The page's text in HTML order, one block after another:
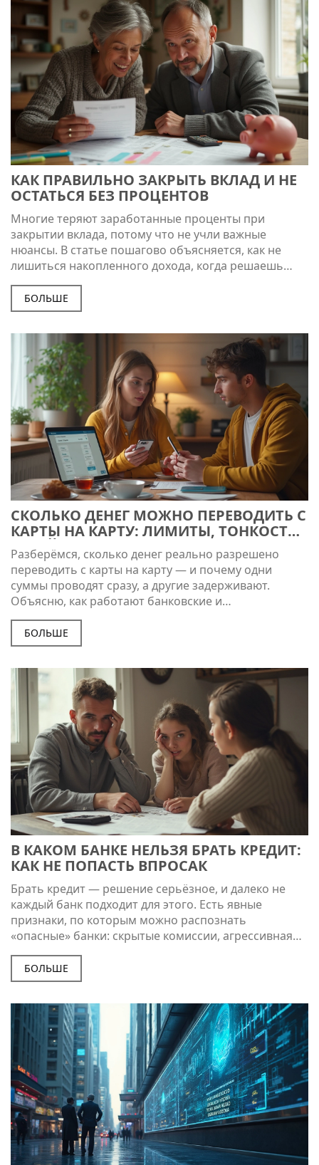
банки требуют такие доказательства и что делать,
если вы не можете их предоставить. Без паники —
есть способы минимизировать риск потери доступа
к своим деньгам.
КАК ПРАВИЛЬНО ЗАКРЫТЬ ВКЛАД И НЕ
ОСТАТЬСЯ БЕЗ ПРОЦЕНТОВ
Многие теряют заработанные проценты при
закрытии вклада, потому что не учли важные
нюансы. В статье пошагово объясняется, как не
лишиться накопленного дохода, когда решаешь
расторгнуть договор или снять деньги. Читатель
узнает, какие условия банки чаще всего прячут в
договорах и как избежать ловушек. Здесь собраны
год. Экспертно, понятно и максимально полезно.
БОЛЬШЕ
СКОЛЬКО ДЕНЕГ МОЖНО ПЕРЕВОДИТЬ С
КАРТЫ НА КАРТУ: ЛИМИТЫ, ТОНКОСТИ
И ЛАЙФХАКИ
Разберёмся, сколько денег реально разрешено
переводить с карты на карту — и почему одни
суммы проводят сразу, а другие задерживают.
Объясню, как работают банковские и
государственные лимиты, какие комиссии
скрываются за крупными переводами и как
избежать проблем с блокировкой. Расскажу про
системами — СБП, мобильные приложения, карты
разных платёжных систем. Дам советы, как
перевести сумму больше лимита и не нарваться на
вопросы службы безопасности. Всё просто, без
воды и сложных терминов.
БОЛЬШЕ
В КАКОМ БАНКЕ НЕЛЬЗЯ БРАТЬ КРЕДИТ:
КАК НЕ ПОПАСТЬ ВПРОСАК
Брать кредит — решение серьёзное, и далеко не
каждый банк подходит для этого. Есть явные
признаки, по которым можно распознать
«опасные» банки: скрытые комиссии, агрессивная
реклама, сомнительные условия выдачи. В статье
расскажем, на что важно смотреть в первую
очередь, какие банки лучше обойти стороной и как
полезные советы и реальные примеры, чтобы
решить вопрос с кредитом осознанно и без
неприятных последствий.
БОЛЬШЕ